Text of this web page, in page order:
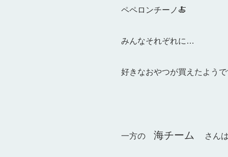
ペペロンチーノ🍝
みんなそれぞれに…
好きなおやつが買えたよう
一方の 海チーム さん